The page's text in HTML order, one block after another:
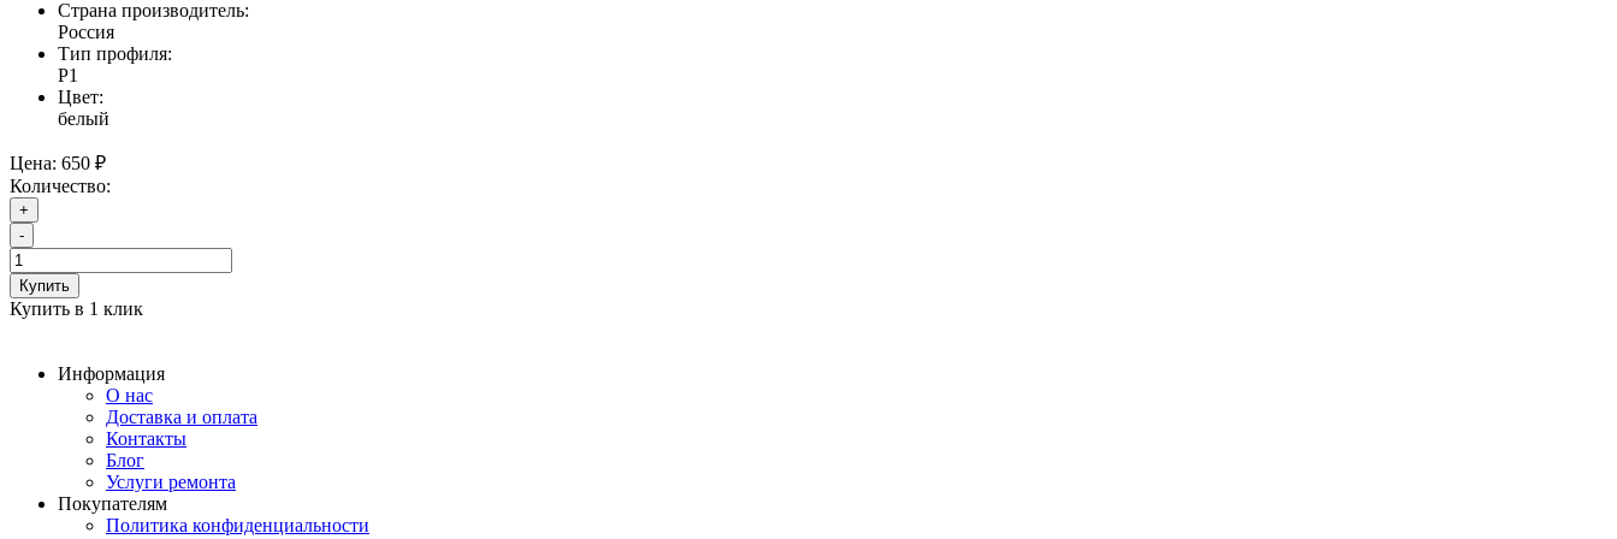
Страна производитель:
Россия
Тип профиля:
Р1
Цвет:
белый
Цена: 650 ₽
Количество:
+
-
Купить
Купить в 1 клик
Информация
О нас
Доставка и оплата
Контакты
Блог
Услуги ремонта
Покупателям
Политика конфиденциальности